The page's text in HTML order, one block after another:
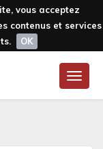
vous acceptez
contenus et services
OK
Toggle